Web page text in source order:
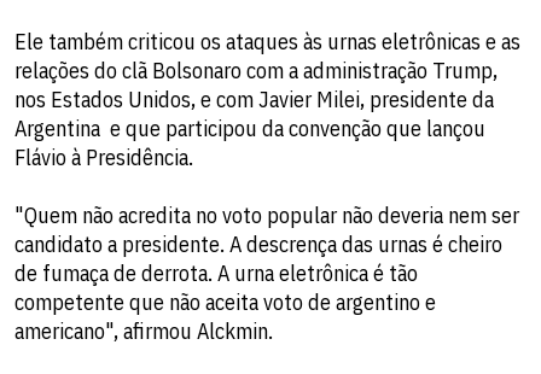
Ele também criticou os ataques às urnas eletrônicas e as
relações do clã Bolsonaro com a administração Trump,
nos Estados Unidos, e com Javier Milei, presidente da
Argentina  e que participou da convenção que lançou
Flávio à Presidência.
"Quem não acredita no voto popular não deveria nem ser
candidato a presidente. A descrença das urnas é cheiro
de fumaça de derrota. A urna eletrônica é tão
competente que não aceita voto de argentino e
americano", afirmou Alckmin.